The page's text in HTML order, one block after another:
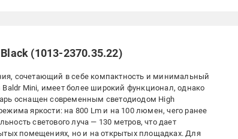
(1013-2370.35.22)
сочетающий в себе компактность и минимальный
Mini, имеет более широкий функционал, однако
оснащен современным светодиодом High
яркости: на 800 Lm и на 100 люмен, чего ранее
светового луча — 130 метров, что дает
помещениях, но и на открытых площадках. Для